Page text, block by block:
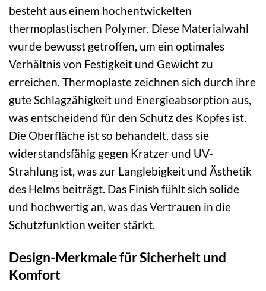
besteht aus einem hochentwickelten
thermoplastischen Polymer. Diese Materialwahl
wurde bewusst getroffen, um ein optimales
Verhältnis von Festigkeit und Gewicht zu
erreichen. Thermoplaste zeichnen sich durch ihre
gute Schlagzähigkeit und Energieabsorption aus,
was entscheidend für den Schutz des Kopfes ist.
Die Oberfläche ist so behandelt, dass sie
widerstandsfähig gegen Kratzer und UV-
Strahlung ist, was zur Langlebigkeit und Ästhetik
des Helms beiträgt. Das Finish fühlt sich solide
und hochwertig an, was das Vertrauen in die
Schutzfunktion weiter stärkt.
Design-Merkmale für Sicherheit und
Komfort